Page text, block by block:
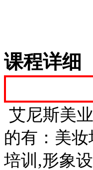
课程详细
艾尼斯美
的有：美
培训,形象